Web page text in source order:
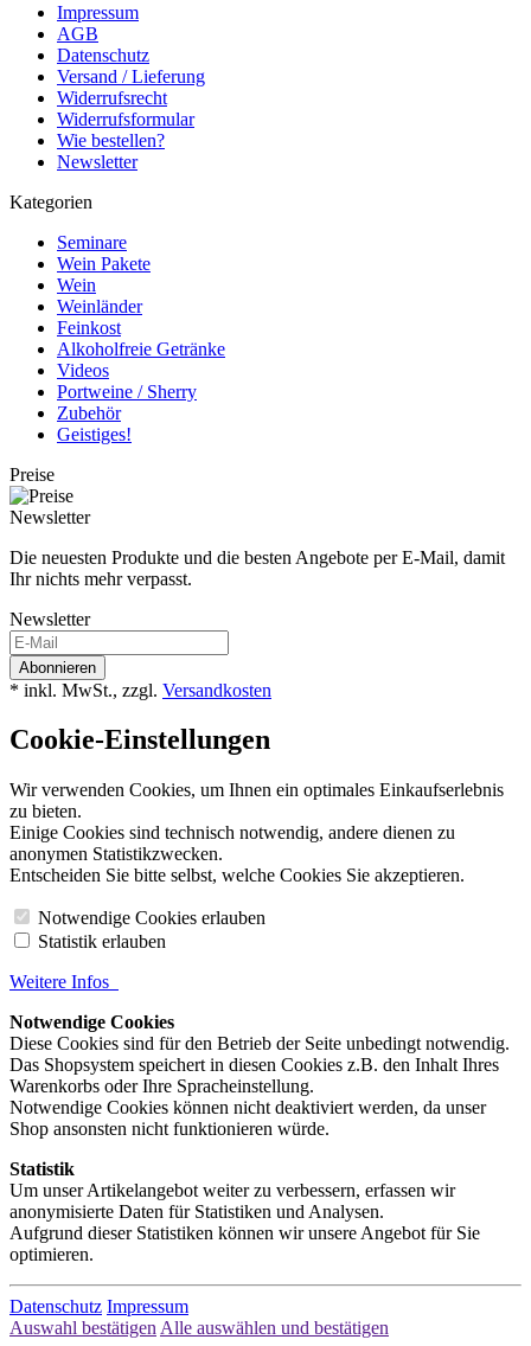
Impressum
AGB
Datenschutz
Versand / Lieferung
Widerrufsrecht
Widerrufsformular
Wie bestellen?
Newsletter
Kategorien
Seminare
Wein Pakete
Wein
Weinländer
Feinkost
Alkoholfreie Getränke
Videos
Portweine / Sherry
Zubehör
Geistiges!
Preise
Newsletter
Die neuesten Produkte und die besten Angebote per E-Mail, damit
Ihr nichts mehr verpasst.
Newsletter
Abonnieren
* inkl. MwSt., zzgl. Versandkosten
Cookie-Einstellungen
Wir verwenden Cookies, um Ihnen ein optimales Einkaufserlebnis
zu bieten.
Einige Cookies sind technisch notwendig, andere dienen zu
anonymen Statistikzwecken.
Entscheiden Sie bitte selbst, welche Cookies Sie akzeptieren.
Notwendige Cookies erlauben
Statistik erlauben
Weitere Infos
Notwendige Cookies
Diese Cookies sind für den Betrieb der Seite unbedingt notwendig.
Das Shopsystem speichert in diesen Cookies z.B. den Inhalt Ihres
Warenkorbs oder Ihre Spracheinstellung.
Notwendige Cookies können nicht deaktiviert werden, da unser
Shop ansonsten nicht funktionieren würde.
Statistik
Um unser Artikelangebot weiter zu verbessern, erfassen wir
anonymisierte Daten für Statistiken und Analysen.
Aufgrund dieser Statistiken können wir unsere Angebot für Sie
optimieren.
Datenschutz Impressum
Auswahl bestätigen Alle auswählen und bestätigen